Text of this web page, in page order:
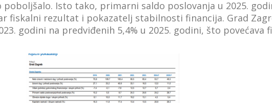
Isto tako, primarni saldo poslovanja u 2025.
fiskalni rezultat i pokazatelj stabilnosti financija. Grad
godini na predviđenih 5,4% u 2025. godini, što povećava